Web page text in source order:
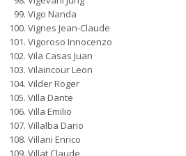
Vigo Nanda
Vignes Jean-Claude
Vigoroso Innocenzo
Vila Casas Juan
Vilaincour Leon
Vilder Roger
Villa Dante
Villa Emilio
Villalba Dario
Villani Enrico
Villat Claude